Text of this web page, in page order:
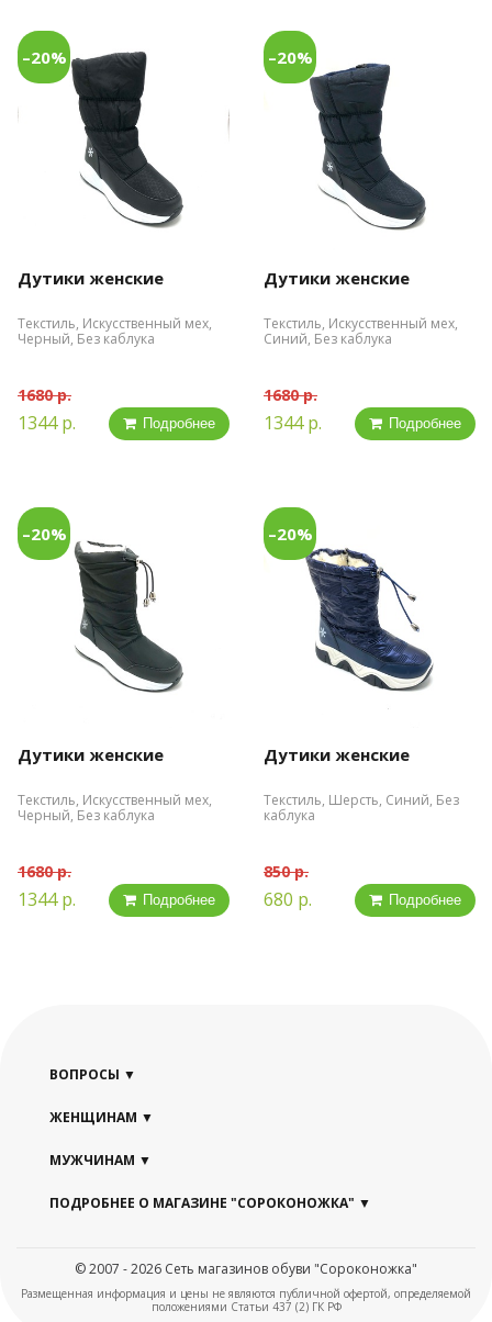
–20%
Дутики женские
Текстиль, Искусственный мех,
Черный, Без каблука
1680 р.
1344 р. Подробнее
–20%
Дутики женские
Текстиль, Искусственный мех,
Синий, Без каблука
1680 р.
1344 р. Подробнее
–20%
Дутики женские
Текстиль, Искусственный мех,
Черный, Без каблука
1680 р.
1344 р. Подробнее
–20%
Дутики женские
Текстиль, Шерсть, Синий, Без
каблука
850 р.
680 р. Подробнее
ВОПРОСЫ
ЖЕНЩИНАМ
МУЖЧИНАМ
ПОДРОБНЕЕ О МАГАЗИНЕ "СОРОКОНОЖКА"
© 2007 - 2026 Сеть магазинов обуви "Сороконожка"
Размещенная информация и цены не являются публичной офертой, определяемой
положениями Статьи 437 (2) ГК РФ